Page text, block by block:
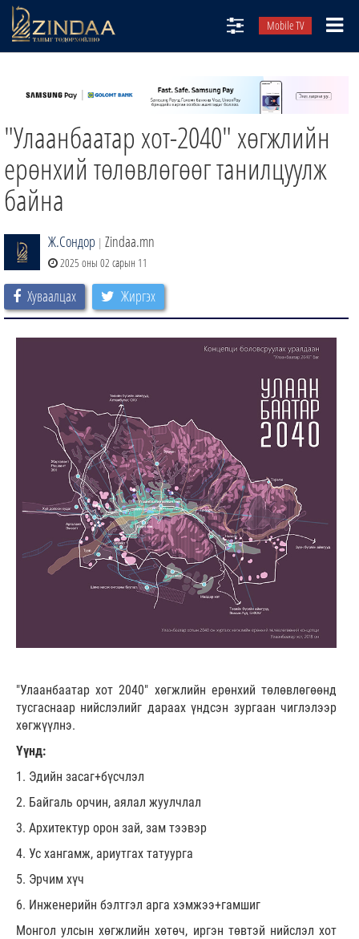
Mobile TV
ТВ8
ӨГЛӨӨНИЙ СОНИН
АУДИО ЗОХИОЛ
ЗИНДАА СЭТГҮҮЛ
"Улаанбаатар хот-2040" хөгжлийн
ерөнхий төлөвлөгөөг танилцуулж
байна
Ж.Сондор | Zindaa.mn
2025 оны 02 сарын 11
Хуваалцах Жиргэх
"Улаанбаатар хот 2040" хөгжлийн ерөнхий төлөвлөгөөнд
тусгаснаар нийслэлийг дараах үндсэн зургаан чиглэлээр
хөгжүүлнэ.
Үүнд:
1. Эдийн засаг+бүсчлэл
2. Байгаль орчин, аялал жуулчлал
3. Архитектур орон зай, зам тээвэр
4. Ус хангамж, ариутгах татуурга
5. Эрчим хүч
6. Инженерийн бэлтгэл арга хэмжээ+гамшиг
Монгол улсын хөгжлийн хөтөч, иргэн төвтэй нийслэл хот